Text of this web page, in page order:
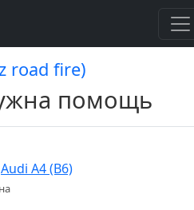
road fire)
помощь
Audi A4 (B6)